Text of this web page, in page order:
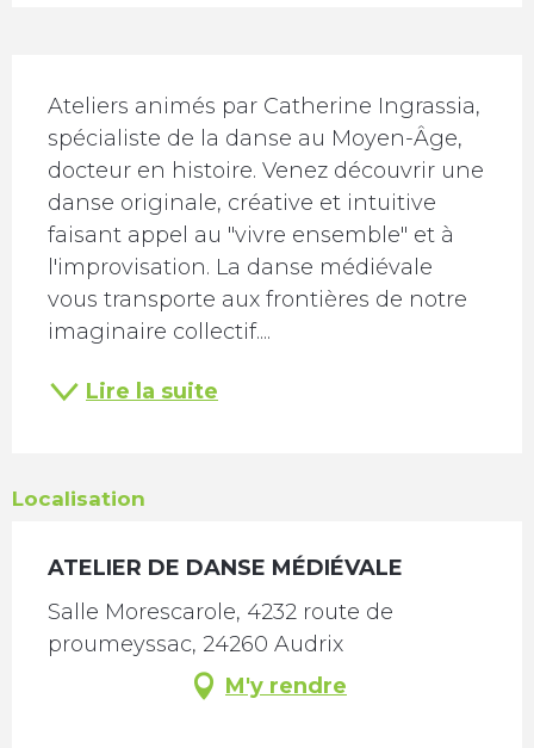
Description
Ateliers animés par Catherine Ingrassia,
spécialiste de la danse au Moyen-Âge,
docteur en histoire. Venez découvrir une
danse originale, créative et intuitive
faisant appel au "vivre ensemble" et à
l'improvisation. La danse médiévale
vous transporte aux frontières de notre
imaginaire collectif....
Lire la suite
Localisation
ATELIER DE DANSE MÉDIÉVALE
Salle Morescarole, 4232 route de
proumeyssac, 24260 Audrix
M'y rendre